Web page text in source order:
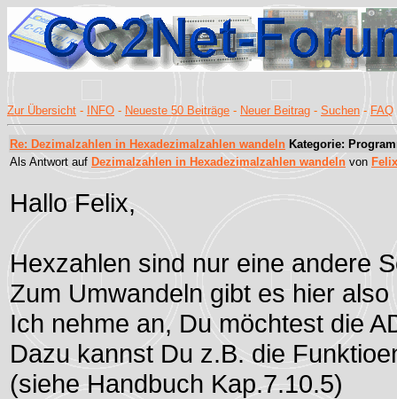
Zur Übersicht - INFO - Neueste 50 Beiträge - Neuer Beitrag - Suchen - FAQ
Re: Dezimalzahlen in Hexadezimalzahlen wandeln Kategorie:
Als Antwort auf Dezimalzahlen in Hexadezimalzahlen wandeln von
Hallo Felix,
Hexzahlen sind nur eine andere
Zum Umwandeln gibt es hier also
Ich nehme an, Du möchtest die
Dazu kannst Du z.B. die
(siehe Handbuch Kap.7.10.5)